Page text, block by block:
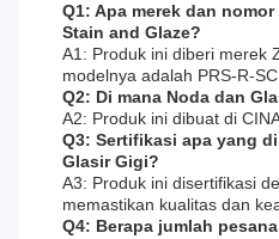
Q1: Apa merek dan
Stain and Glaze?
A1: Produk ini diberi merek
modelnya adalah PRS-R-
Q2: Di mana Noda dan
A2: Produk ini dibuat di
Q3: Sertifikasi apa yang
Glasir Gigi?
A3: Produk ini disertifikasi
memastikan kualitas dan
Q4: Berapa jumlah